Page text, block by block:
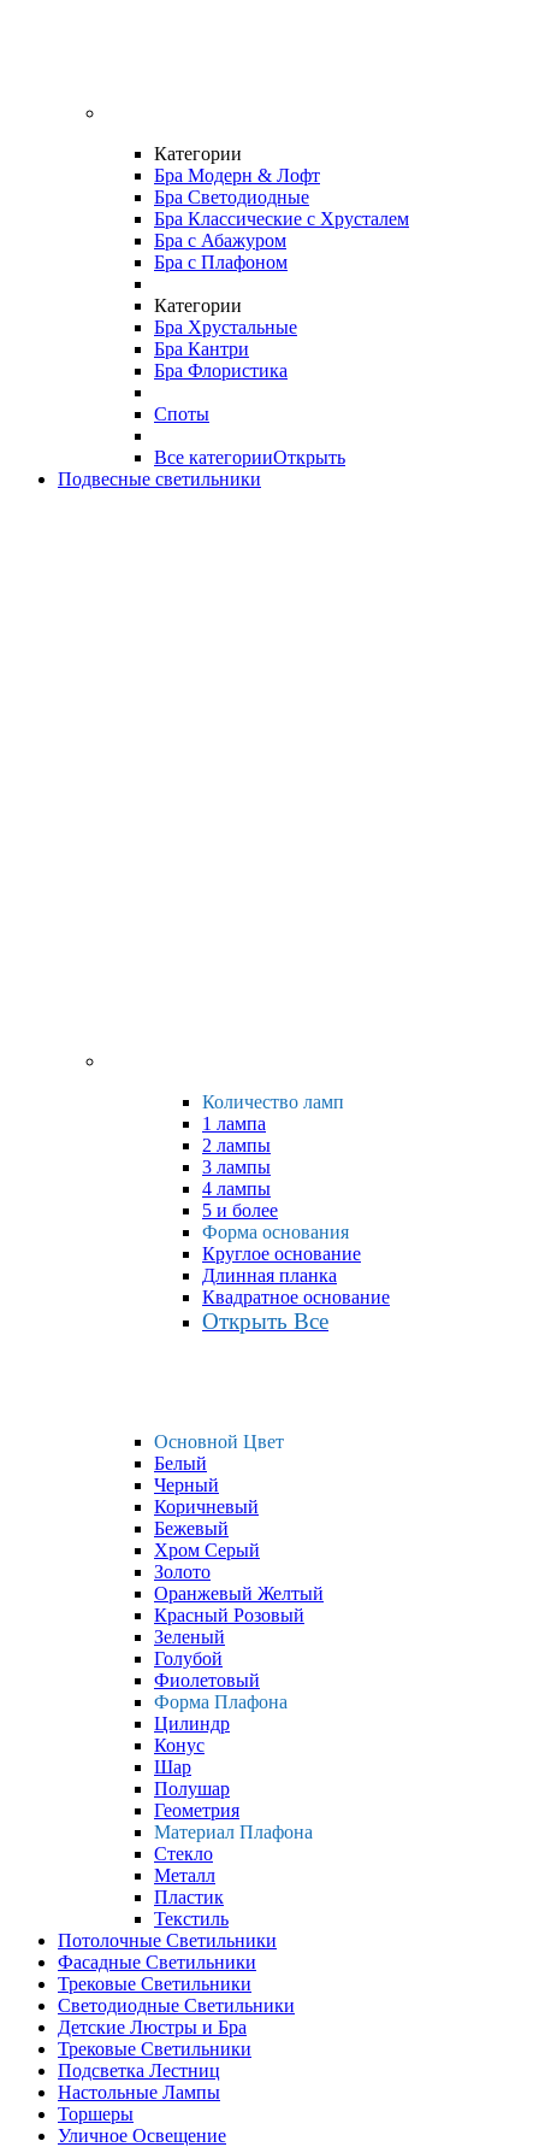
Категории
Бра Модерн & Лофт
Бра Светодиодные
Бра Классические с Хрусталем
Бра с Абажуром
Бра с Плафоном
Категории
Бра Хрустальные
Бра Кантри
Бра Флористика
Споты
Все категорииОткрыть
Подвесные светильники
Количество ламп
1 лампа
2 лампы
3 лампы
4 лампы
5 и более
Форма основания
Круглое основание
Длинная планка
Квадратное основание
Открыть Все
Основной Цвет
Белый
Черный
Коричневый
Бежевый
Хром Серый
Золото
Оранжевый Желтый
Красный Розовый
Зеленый
Голубой
Фиолетовый
Форма Плафона
Цилиндр
Конус
Шар
Полушар
Геометрия
Материал Плафона
Стекло
Металл
Пластик
Текстиль
Потолочные Светильники
Фасадные Светильники
Трековые Светильники
Светодиодные Светильники
Детские Люстры и Бра
Трековые Светильники
Подсветка Лестниц
Настольные Лампы
Торшеры
Уличное Освещение